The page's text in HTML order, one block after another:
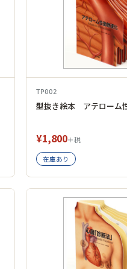
TP002
型抜き絵本 アテローム
¥1,800＋税
在庫あり